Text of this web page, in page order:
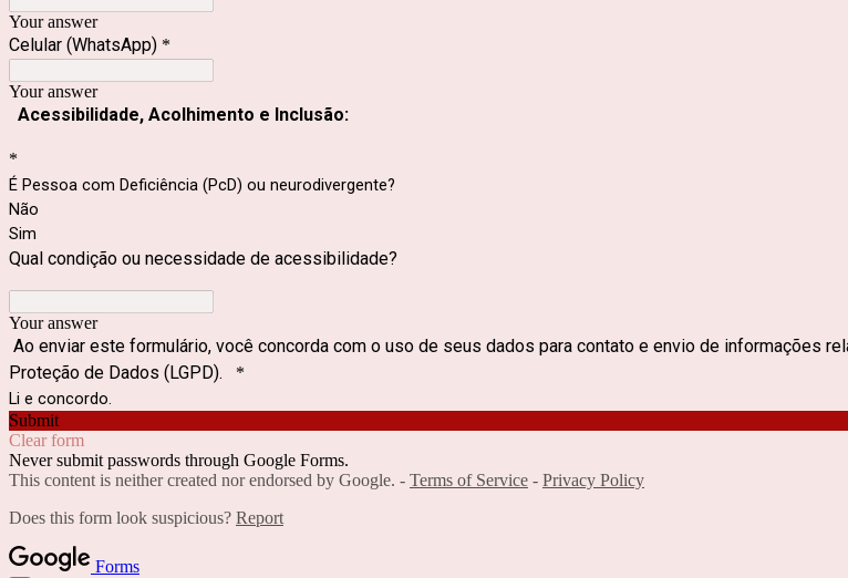
Your answer
Celular (WhatsApp) *
Your answer
Acessibilidade, Acolhimento e Inclusão:
*
É Pessoa com Deficiência (PcD) ou neurodivergente?
Não
Sim
Qual condição ou necessidade de acessibilidade?
Your answer
Ao enviar este formulário, você concorda com o uso de seus dados para contato e envio de informações
Proteção de Dados (LGPD).
*
Li e concordo.
Submit
Clear form
Never submit passwords through Google Forms.
This content is neither created nor endorsed by Google. - Terms of Service - Privacy Policy
Does this form look suspicious? Report
Forms